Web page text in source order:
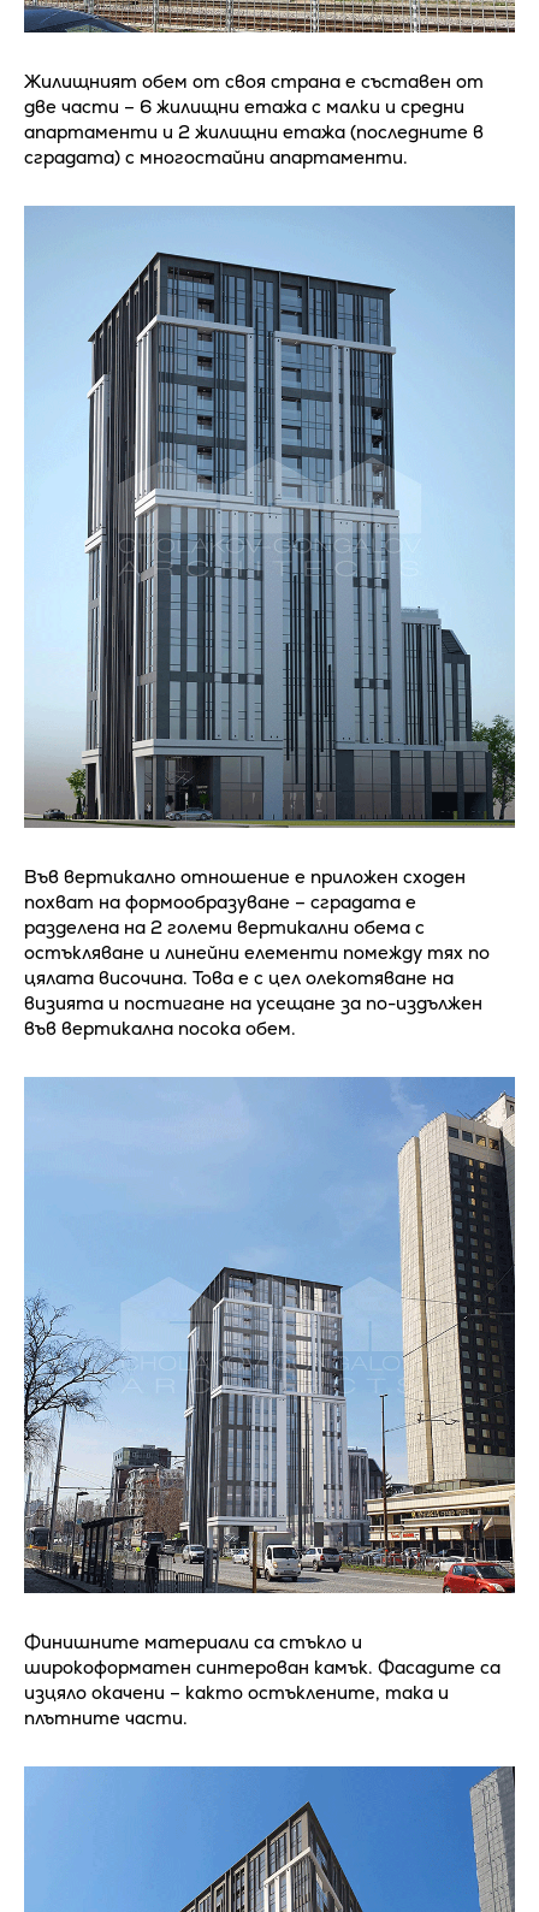
Жилищният обем от своя страна е съставен от
две части – 6 жилищни етажа с малки и средни
апартаменти и 2 жилищни етажа (последните в
сградата) с многостайни апартаменти.
Във вертикално отношение е приложен сходен
похват на формообразуване – сградата е
разделена на 2 големи вертикални обема с
остъкляване и линейни елементи помежду тях по
цялата височина. Това е с цел олекотяване на
визията и постигане на усещане за по-издължен
във вертикална посока обем.
Финишните материали са стъкло и
широкоформатен синтерован камък. Фасадите са
изцяло окачени – както остъклените, така и
плътните части.